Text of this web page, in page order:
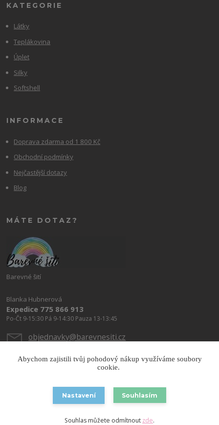
KATEGORIE
Látky
Teplákovina
Úplet
Silky
Softshell
INFORMACE
Doprava zdarma od 1 800 Kč
Obchodní podmínky
Nejčastější dotazy
Blog
MÁTE DOTAZ?
Barevné šití
Blanka Hubnerová
Expedice 775 866 913
Po-Čt 9-15:30 Pá 9-14:30 Pauza 13-13:45
objednavky@barevnesiti.cz
Abychom zajistili tvůj pohodový nákup využíváme soubory
cookie.
Nastavení Souhlasím
Souhlas můžete odmítnout zde.